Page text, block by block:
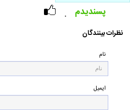
۰ پسندیدم
نظرات بینندگان
نام
ایمیل